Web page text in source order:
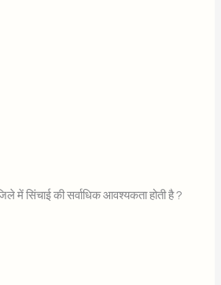
में सिंचाई की सर्वाधिक आवश्यकता होती है ?